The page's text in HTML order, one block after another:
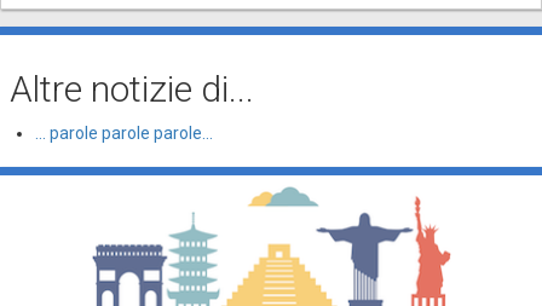
Altre notizie di...
... parole parole parole...